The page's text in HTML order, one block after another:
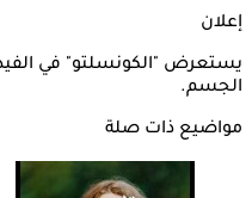
إعلان
يستعرض "الكونسلتو" في
الجسم.
مواضيع ذات صلة